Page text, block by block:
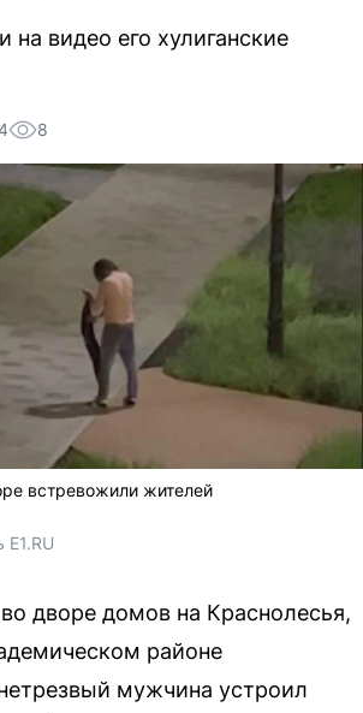
на видео его хулиганские
8
встревожили жителей
E1.RU
дворе домов на Краснолесья,
районе
мужчина устроил